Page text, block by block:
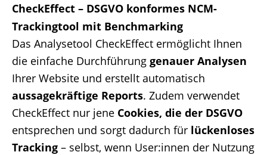
CheckEffect – DSGVO konformes NCM-
Trackingtool mit Benchmarking
Das Analysetool CheckEffect ermöglicht Ihnen
die einfache Durchführung genauer Analysen
Ihrer Website und erstellt automatisch
aussagekräftige Reports. Zudem verwendet
CheckEffect nur jene Cookies, die der DSGVO
entsprechen und sorgt dadurch für lückenloses
Tracking – selbst, wenn User:innen der Nutzung